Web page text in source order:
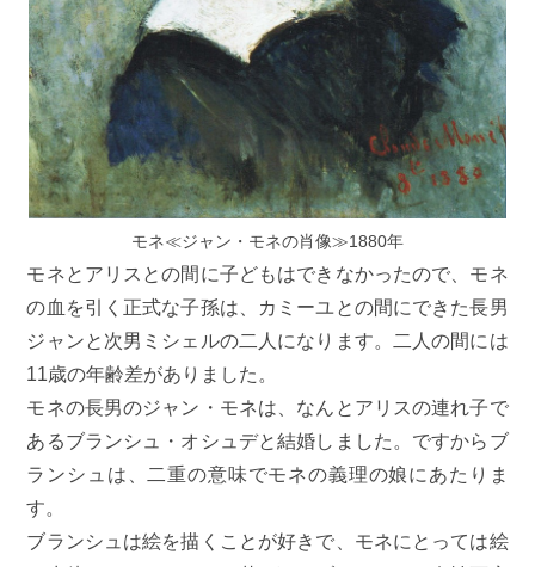
モネ≪ジャン・モネの肖像≫1880年
モネとアリスとの間に子どもはできなかったので、モネ
の血を引く正式な子孫は、カミーユとの間にできた長男
ジャンと次男ミシェルの二人になります。二人の間には
11歳の年齢差がありました。
モネの長男のジャン・モネは、なんとアリスの連れ子で
あるブランシュ・オシュデと結婚しました。ですからブ
ランシュは、二重の意味でモネの義理の娘にあたりま
す。
ブランシュは絵を描くことが好きで、モネにとっては絵